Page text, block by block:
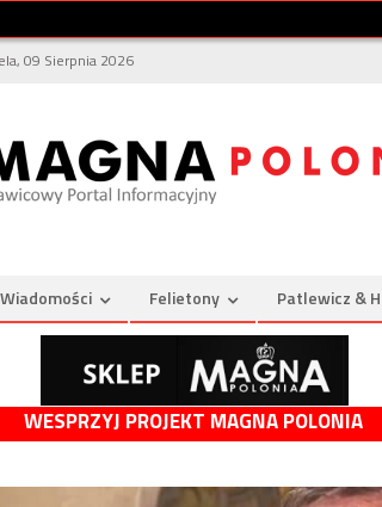
09 Sierpnia 2026
Wiadomości Felietony Patlewicz &
WESPRZYJ PROJEKT MAGNA POLONIA